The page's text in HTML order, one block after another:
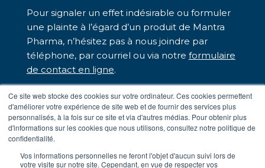
Ce site web stocke des cookies sur votre ordinateur. Ces cookies permettent
d'améliorer votre expérience de site web et de fournir des services plus
personnalisés, à la fois sur ce site et via d'autres médias. Pour obtenir plus
d'informations sur les cookies que nous utilisons, consultez notre politique de
confidentialité.
Vos informations personnelles ne feront l'objet d'aucun suivi lors de
votre visite sur notre site. Cependant, en vue de respecter vos
Pour signaler un effet indésirable ou formuler
une plainte à l’égard d’un produit de Mantra
Pharma, n’hésitez pas à nous joindre par
téléphone, par courriel ou via notre formulaire
de contact en ligne.
Nous sommes là pour vous assister.
– Téléphone sans frais : 1 833 248-7326
– Par courriel :medinfo@mantrapharma.ca